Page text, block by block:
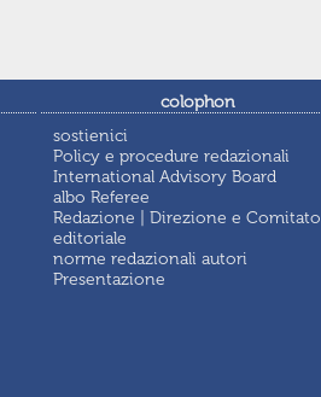
colophon
sostienici
Policy e procedure redazionali
International Advisory Board
albo Referee
Redazione | Direzione e Comitato
editoriale
norme redazionali autori
Presentazione